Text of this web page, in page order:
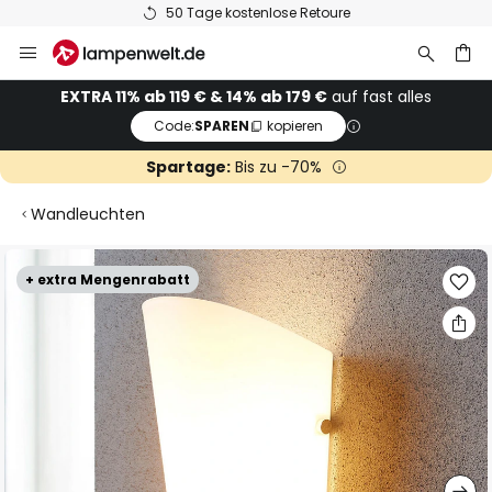
50 Tage kostenlose Retoure
Inhalt
springenEXTRA 11% ab 119 € & 14% ab 179 € auf fast alles
Code:SPAREN kopieren
Spartage:Bis zu -70%
Wandleuchten
+ extra Mengenrabatt
Zum
Ende